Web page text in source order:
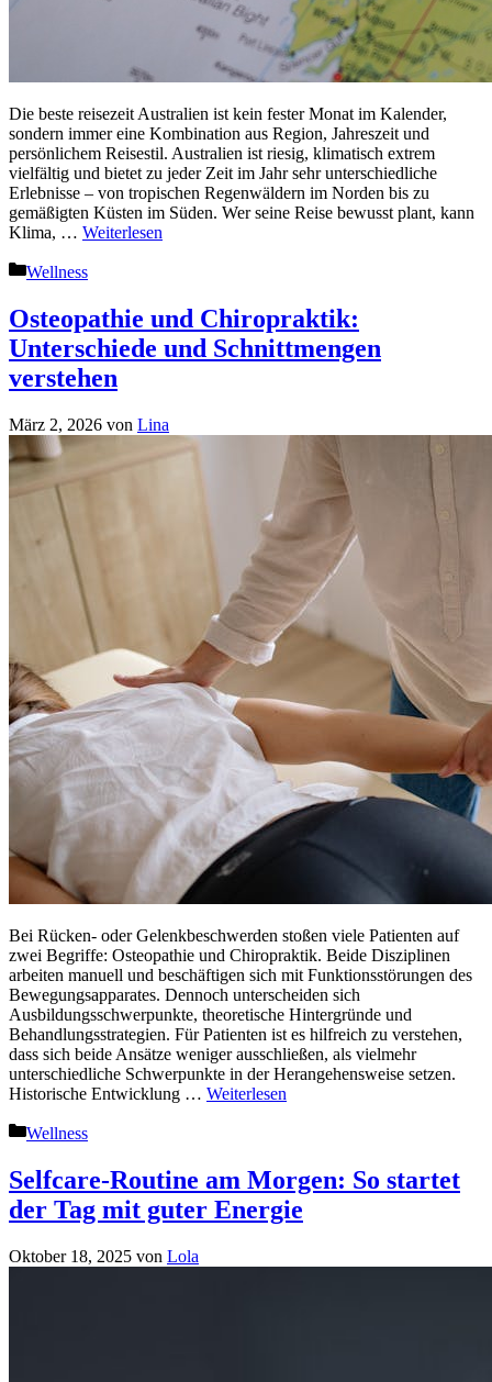
Die beste reisezeit Australien ist kein fester Monat im Kalender,
sondern immer eine Kombination aus Region, Jahreszeit und
persönlichem Reisestil. Australien ist riesig, klimatisch extrem
vielfältig und bietet zu jeder Zeit im Jahr sehr unterschiedliche
Erlebnisse – von tropischen Regenwäldern im Norden bis zu
gemäßigten Küsten im Süden. Wer seine Reise bewusst plant, kann
Klima, … Weiterlesen
Kategorien
Wellness
Osteopathie und Chiropraktik:
Unterschiede und Schnittmengen
verstehen
März 2, 2026 von Lina
Bei Rücken- oder Gelenkbeschwerden stoßen viele Patienten auf
zwei Begriffe: Osteopathie und Chiropraktik. Beide Disziplinen
arbeiten manuell und beschäftigen sich mit Funktionsstörungen des
Bewegungsapparates. Dennoch unterscheiden sich
Ausbildungsschwerpunkte, theoretische Hintergründe und
Behandlungsstrategien. Für Patienten ist es hilfreich zu verstehen,
dass sich beide Ansätze weniger ausschließen, als vielmehr
unterschiedliche Schwerpunkte in der Herangehensweise setzen.
Historische Entwicklung … Weiterlesen
Kategorien
Wellness
Selfcare-Routine am Morgen: So startet
der Tag mit guter Energie
Oktober 18, 2025 von Lola